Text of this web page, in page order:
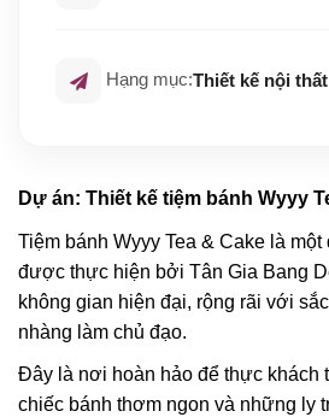
Hạng mục:Thiết kế nội thất
Dự án: Thiết kế tiệm bánh Wyyy
Tiệm bánh Wyyy Tea & Cake là
được thực hiện bởi Tân Gia Bang
không gian hiện đại, rộng rãi với
nhàng làm chủ đạo.
Đây là nơi hoàn hảo để thực khách
chiếc bánh thơm ngon và những ly